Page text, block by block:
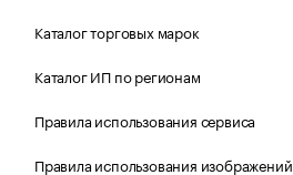
Каталог торговых марок
Каталог ИП по регионам
Правила использования сервиса
Правила использования изображений